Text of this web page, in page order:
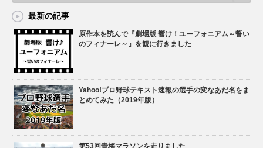
最新の記事
原作本を読んで『劇場版 響け！ユーフォニアム～誓い
のフィナーレ～』を観に行きました
Yahoo!プロ野球テキスト速報の選手の変なあだ名をま
とめてみた（2019年版）